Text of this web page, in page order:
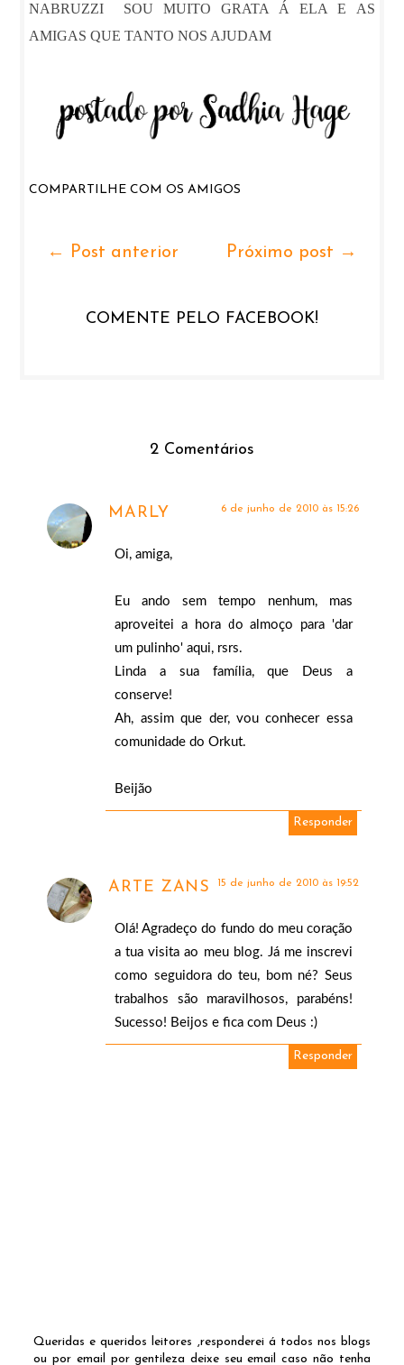
NABRUZZI SOU MUITO GRATA Á ELA E AS
AMIGAS QUE TANTO NOS AJUDAM
COMPARTILHE COM OS AMIGOS
Próximo post →
← Post anterior
COMENTE PELO FACEBOOK!
2 Comentários
MARLY 6 de junho de 2010 às 15:26
Oi, amiga,
Eu ando sem tempo nenhum, mas
aproveitei a hora do almoço para 'dar
um pulinho' aqui, rsrs.
Linda a sua família, que Deus a
conserve!
Ah, assim que der, vou conhecer essa
comunidade do Orkut.
Beijão
Responder
ARTE ZANS 15 de junho de 2010 às 19:52
Olá! Agradeço do fundo do meu coração
a tua visita ao meu blog. Já me inscrevi
como seguidora do teu, bom né? Seus
trabalhos são maravilhosos, parabéns!
Sucesso! Beijos e fica com Deus :)
Responder
Queridas e queridos leitores ,responderei á todos nos blogs
ou por email por gentileza deixe seu email caso não tenha